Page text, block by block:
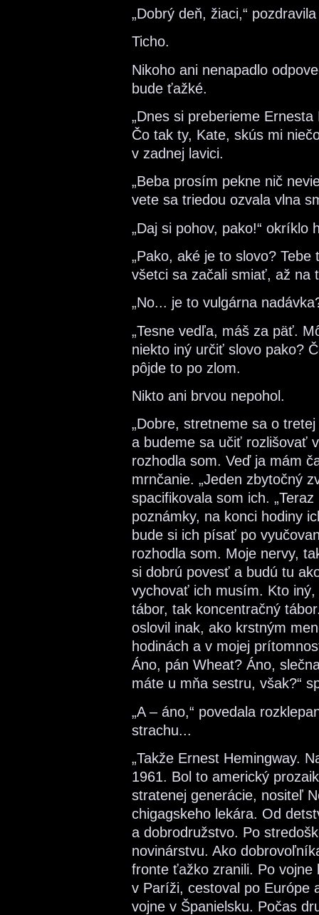
„Dobrý deň, žiaci,“
Ticho.
Nikoho ani nenapadlo
bude ťažké.
„Dnes si preberieme
Čo tak ty, Kate, skús mi
v zadnej lavici.
„Beba prosím pekne nič
vete sa triedou ozvala vlna
„Daj si pohov, pako!“
„Pako, aké je to slovo?
všetci sa začali smiať, až na
„No... je to vulgárna
„Tesne vedľa, máš za päť.
niekto iný určiť slovo pako?
pôjde to po zlom.
Nikto ani brvou nepohol.
„Dobre, stretneme sa o
a budeme sa učiť rozlišovať
rozhodla som. Veď ja mám
mrnčanie. „Jeden zbytočný
spacifikovala som ich.
poznámky, na konci hodiny
bude si ich písať po
rozhodla som. Moje nervy,
si dobrú povesť a budú tu
vychovať ich musím. Kto
tábor, tak koncentračný
oslovil inak, ako krstným
hodinách a v mojej
Áno, pán Wheat? Áno,
máte u mňa sestru, však?“
„A – áno,“ povedala
strachu...
„Takže Ernest Hemingway.
1961. Bol to americký
stratenej generácie, nositeľ
chigagskeho lekára. Od
a dobrodružstvo. Po
novinárstvu. Ako
fronte ťažko zranili. Po vojne
v Paríži, cestoval po Európe
vojne v Španielsku. Počas